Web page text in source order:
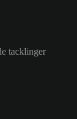
tacklinger